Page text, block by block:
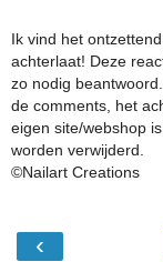
Ik vind het
achterlaat! Deze
zo nodig
de comments, het
eigen site/webshop
worden verwijderd.
©Nailart Creations
‹